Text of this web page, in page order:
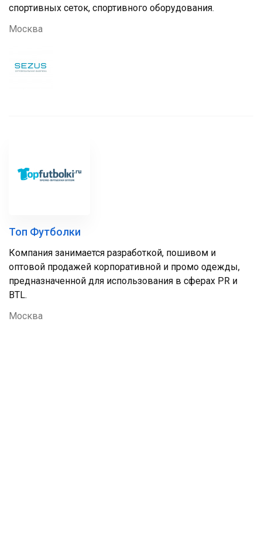
спортивных сеток, спортивного оборудования.
Москва
Топ Футболки
Компания занимается разработкой, пошивом и
оптовой продажей корпоративной и промо одежды,
предназначенной для использования в сферах PR и
BTL.
Москва